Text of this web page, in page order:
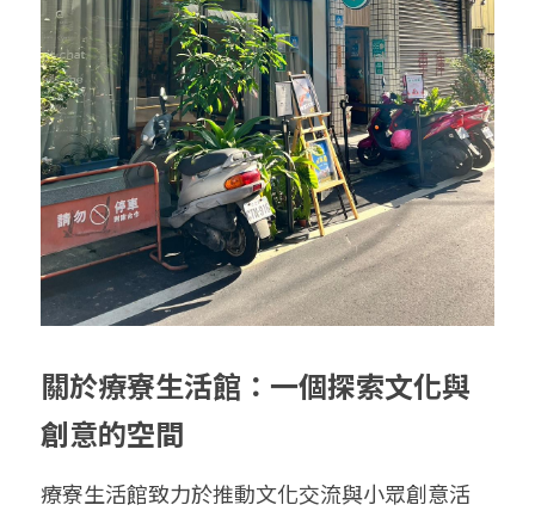
關於療寮生活館：一個探索文化與
創意的空間
療寮生活館致力於推動文化交流與小眾創意活